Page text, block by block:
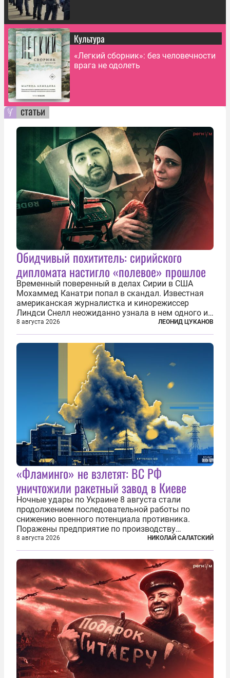
Культура
«Легкий сборник»: без человечности
врага не одолеть
статьи
Обидчивый похититель: сирийского
дипломата настигло «полевое» прошлое
Временный поверенный в делах Сирии в США
Мохаммед Канатри попал в скандал. Известная
американская журналистка и кинорежиссер
Линдси Снелл неожиданно узнала в нем одного из
бандитов, похитивших ее в сирийском Алеппо в
2016 году. Журналистка убеждена, что Канатри, в
то время известный под подпольным...
8 августа 2026 ЛЕОНИД ЦУКАНОВ
«Фламинго» не взлетят: ВС РФ
уничтожили ракетный завод в Киеве
Ночные удары по Украине 8 августа стали
продолжением последовательной работы по
снижению военного потенциала противника.
Поражены предприятие по производству
крылатых ракет, крупный склад топлива и два
сухогруза с военными грузами. Дополнительно
нанесены удары по объектам в ряде городов. В
Киеве...
8 августа 2026 НИКОЛАЙ САЛАТСКИЙ